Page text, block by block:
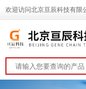
欢迎访问北京亘辰科技有限